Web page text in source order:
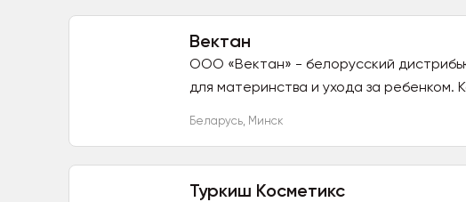
Вектан
ООО «Вектан» - белорусский
для материнства и ухода за ребенком.
Беларусь, Минск
Туркиш Косметикс